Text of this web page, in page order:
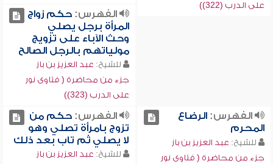
على الدرب (322))
الفهرس:حكم زواج
المرأة برجل يصلي
وحث الآباء على تزويج
مولياتهم بالرجل الصالح
للشيخ: عبد العزيز بن باز
جزء من محاضرة ( فتاوى نور
على الدرب (323))
الفهرس:الرضاع
المحرم
للشيخ: عبد العزيز بن باز
جزء من محاضرة ( فتاوى نور
الفهرس:حكم من
تزوج بامرأة تصلي وهو
لا يصلي ثم تاب بعد ذلك
للشيخ: عبد العزيز بن باز